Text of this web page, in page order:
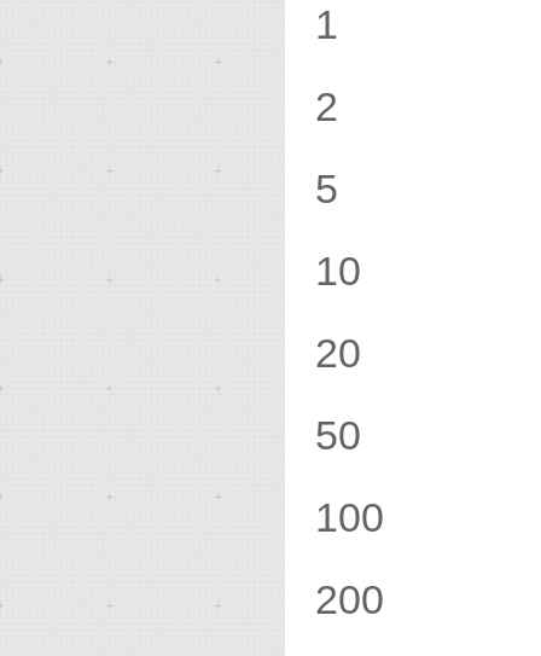
1
2
5
10
20
50
100
200